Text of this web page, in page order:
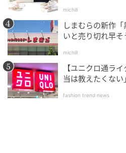
見えてしまうことがあります。
michill
しまむらの新作
いと売り切れ早
michill
【ユニクロ通ラ
当は教えたくな
fashion trend news